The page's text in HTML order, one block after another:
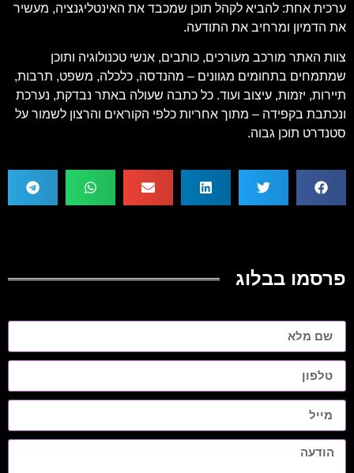
ערכית אחת: להביא לקהל תוכן שמכבד את האינטליגנציה, מעשיר
את הדמיון ומרחיב את התודעה.
צוות האתר מורכב מעורכים, כותבים, אנשי טכנולוגיה ותוכן
שמתמחים בתחומים מגוונים – מהנדסה, כלכלה, משפט, תרבות,
תיירות, יזמות, עיצוב ועוד. כל כתבה שעולה באתר נבדקת, נערכת
ונכתבת בקפידה – מתוך אחריות כלפי הקוראים והרצון לשמור על
סטנדרט תוכן גבוה.
פרסמו בבלוג